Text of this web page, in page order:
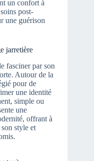
un confort à
post-
une guérison
jarretière
fasciner par son
Autour de la
pour de
une identité
simple ou
une
offrant à
style et